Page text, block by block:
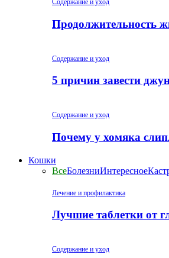
Содержание и уход
Продолжительность
Содержание и уход
5 причин завести
Содержание и уход
Почему у хомяка
Кошки
ВсеБолезниИнтересное
Лечение и профилактика
Лучшие таблетки от
Содержание и уход